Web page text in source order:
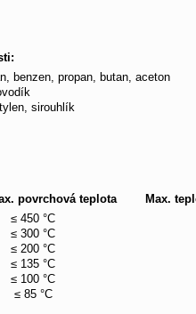
benzen, propan, butan, aceton
sirouhlík
povrchová teplota Max.
°C 440
°C 290
°C 195
°C 130
°C 95
°C 80